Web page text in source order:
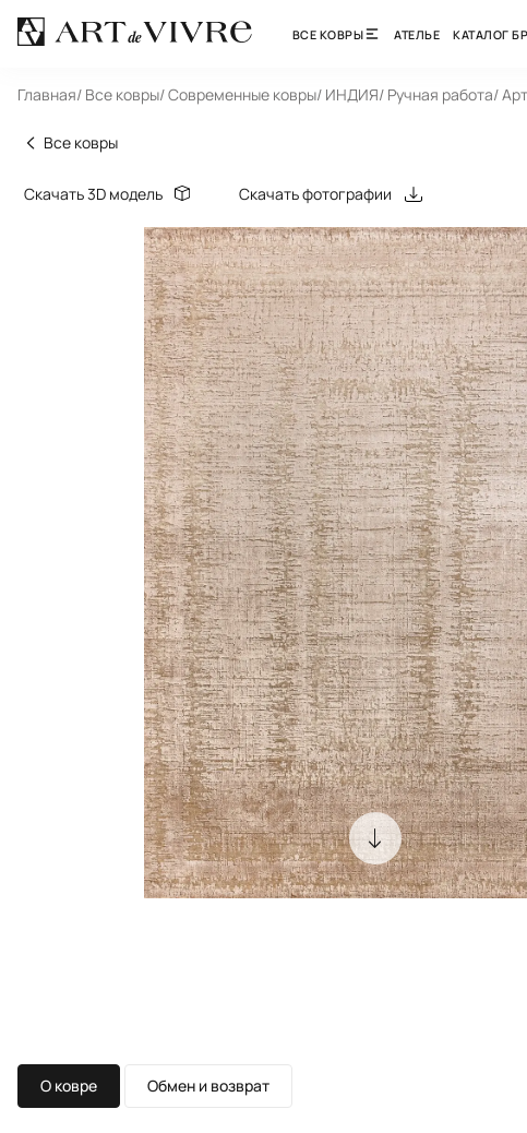
ВСЕ КОВРЫ АТЕЛЬЕ КАТАЛОГ
Главная/ Все ковры/ Современные ковры/ ИНДИЯ/ Ручная работа/
Все ковры
Скачать 3D модель Скачать фотографии
О ковре Обмен и возврат